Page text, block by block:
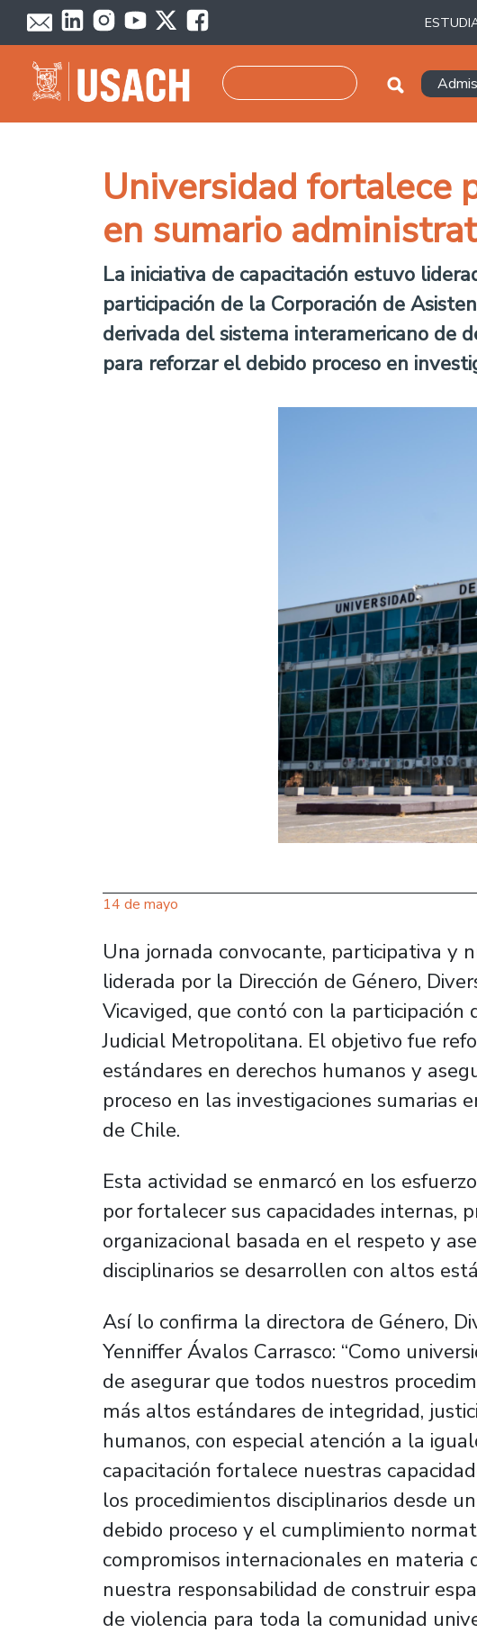
Pasar al contenido principal
Universidad fortalece
en sumario
La iniciativa de capacitación estuvo
participación de la Corporación de
derivada del sistema interamericano de
para reforzar el debido proceso en
14 de mayo
Una jornada convocante, participativa y
liderada por la Dirección de Género,
Vicaviged, que contó con la participación
Judicial Metropolitana. El objetivo fue
estándares en derechos humanos y
proceso en las investigaciones sumarias
de Chile.
Esta actividad se enmarcó en los
por fortalecer sus capacidades internas,
organizacional basada en el respeto y
disciplinarios se desarrollen con altos
Así lo confirma la directora de Género,
Yenniffer Ávalos Carrasco: “Como
de asegurar que todos nuestros
más altos estándares de integridad,
humanos, con especial atención a la
capacitación fortalece nuestras
los procedimientos disciplinarios desde
debido proceso y el cumplimiento
compromisos internacionales en materia
nuestra responsabilidad de construir
de violencia para toda la comunidad